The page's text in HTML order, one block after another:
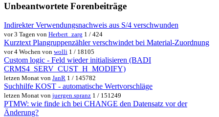
Unbeantwortete Forenbeiträge
Indirekter Verwendungsnachweis aus S/4 verschwunden
vor 3 Tagen von Herbert_zarg 1 / 424
Kurztext Plangruppenzähler verschwindet bei Material-Zuordnung
vor 4 Wochen von wolli 1 / 18105
Custom logic - Feld wieder initialisieren (BADI
CRMS4_SERV_CUST_H_MODIFY)
letzen Monat von JanR 1 / 145782
Suchhilfe KOST - automatische Wertvorschläge
letzen Monat von juergen.spranz 1 / 151249
PTMW: wie finde ich bei CHANGE den Datensatz vor der
Änderung?